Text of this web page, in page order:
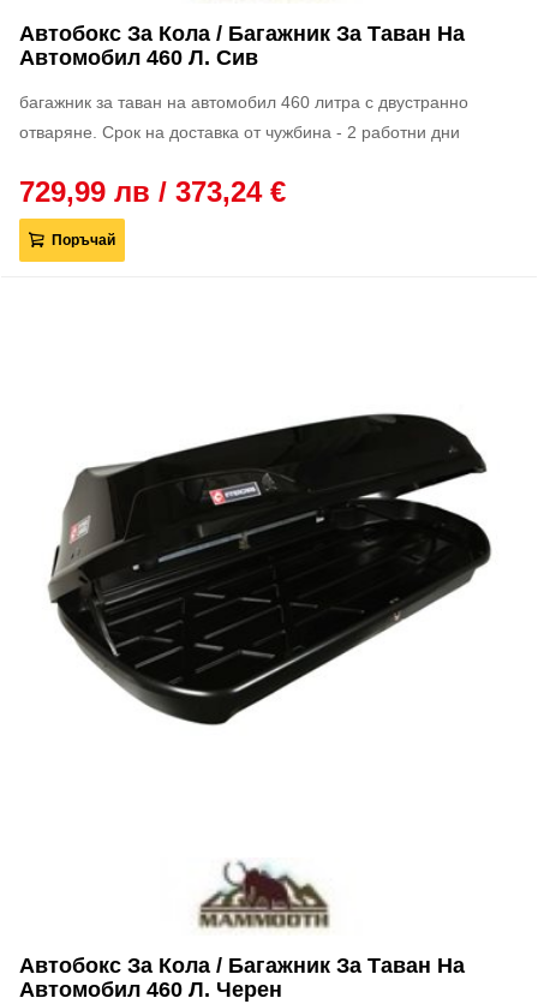
Автобокс За Кола / Багажник За Таван На
Автомобил 460 Л. Сив
багажник за таван на автомобил 460 литра с двустранно
отваряне. Срок на доставка от чужбина - 2 работни дни
729,99 лв / 373,24 €
Поръчай
Автобокс За Кола / Багажник За Таван На
Автомобил 460 Л. Черен